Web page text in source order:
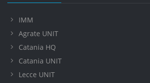
IMM
Agrate UNIT
Catania HQ
Catania UNIT
Lecce UNIT